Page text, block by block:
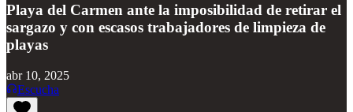
Playa del Carmen ante la imposibilidad de retirar el
sargazo y con escasos trabajadores de limpieza de
playas
abr 10, 2025
Escucha